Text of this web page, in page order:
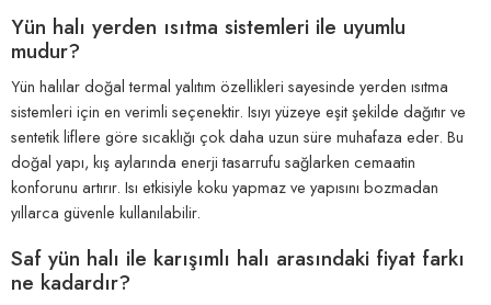
Yün halı yerden ısıtma sistemleri ile uyumlu
mudur?
Yün halılar doğal termal yalıtım özellikleri sayesinde yerden ısıtma
sistemleri için en verimli seçenektir. Isıyı yüzeye eşit şekilde dağıtır ve
sentetik liflere göre sıcaklığı çok daha uzun süre muhafaza eder. Bu
doğal yapı, kış aylarında enerji tasarrufu sağlarken cemaatin
konforunu artırır. Isı etkisiyle koku yapmaz ve yapısını bozmadan
yıllarca güvenle kullanılabilir.
Saf yün halı ile karışımlı halı arasındaki fiyat farkı
ne kadardır?